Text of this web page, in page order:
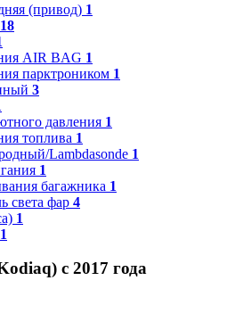
(привод) 1
18
AIR BAG 1
парктроником 1
3
давления 1
топлива 1
Lambdasonde 1
1
багажника 1
света фар 4
1
1
с 2017 года